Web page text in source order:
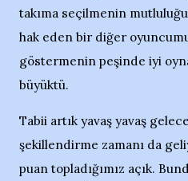
takıma seçilmenin
hak eden bir diğer
göstermenin peşinde iyi
büyüktü.
Tabii artık yavaş yavaş
şekillendirme zamanı da
puan topladığımız açık.